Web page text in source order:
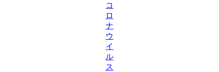
コ
ロ
ナ
ウ
イ
ル
ス